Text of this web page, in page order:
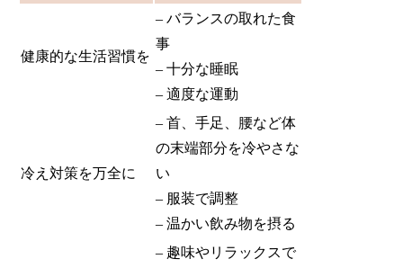
健康的な生活習慣を
– バランスの取れた食
事
– 十分な睡眠
– 適度な運動
冷え対策を万全に
– 首、手足、腰など体
の末端部分を冷やさな
い
– 服装で調整
– 温かい飲み物を摂る
– 趣味やリラックスで